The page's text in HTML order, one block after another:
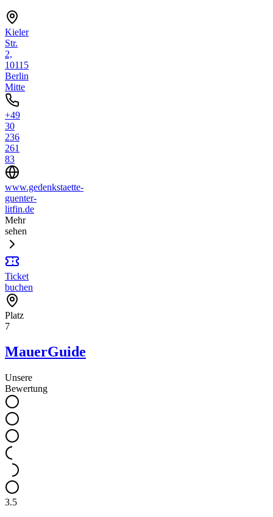
Kieler
Str.
2,
10115
Berlin
Mitte
+49
30
236
261
83
www.gedenkstaette-
guenter-
litfin.de
Mehr
sehen
Ticket
buchen
Platz
7
MauerGuide
Unsere
Bewertung
3.5